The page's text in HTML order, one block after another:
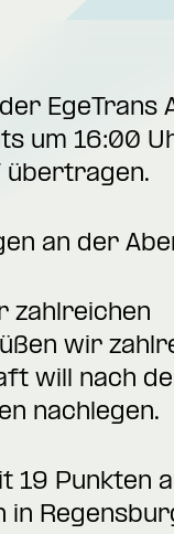
EgeTrans
um 16:00
übertragen.
an der
zahlreichen
wir
will nach
nachlegen.
19 Punkten